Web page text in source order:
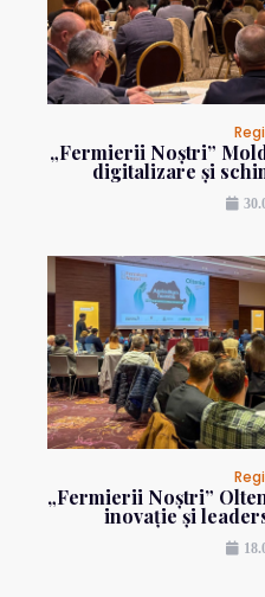
„Fermierii Noștri”
digitalizare și
„Fermierii Noștri”
inovație și